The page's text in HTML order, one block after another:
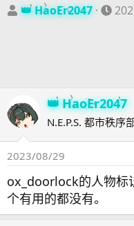
主 HaoEr2047
开
HaoEr2047
N.E.P.S. 都市秩序
2023/08/29
ox_doorlock的人物标
个有用的都没有。